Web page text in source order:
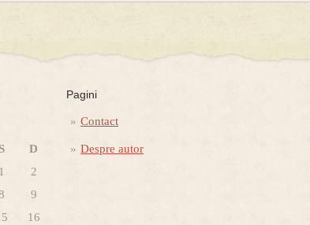
D
2
9
16
Pagini
Contact
Despre autor